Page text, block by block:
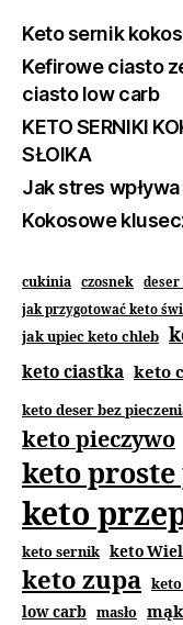
Keto sernik
Kefirowe ciasto
ciasto low carb
KETO SERNIKI
SŁOIKA
Jak stres
Kokosowe
cukinia czosnek deser
jak przygotować keto
jak upiec keto chleb
keto ciastka keto
keto deser bez
keto pieczywo
keto
keto
keto sernik keto
keto zupa
low carb masło